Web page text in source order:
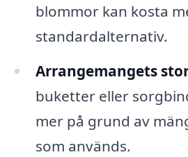
blommor kan kosta
standardalternativ.
Arrangemangets
buketter eller
mer på grund av
som används.